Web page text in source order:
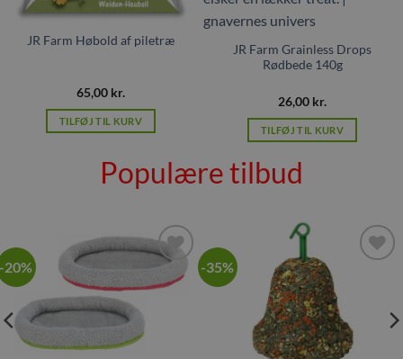
JR Farm Høbold af piletræ
65,00 kr.
TILFØJ TIL KURV
JR Farm Grainless Drops
Rødbede 140g
26,00 kr.
TILFØJ TIL KURV
Populære tilbud
-20%
Tilføj til
ønskeliste
-35%
ønskeliste